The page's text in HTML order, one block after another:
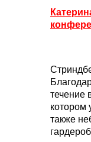
течение
котором
также